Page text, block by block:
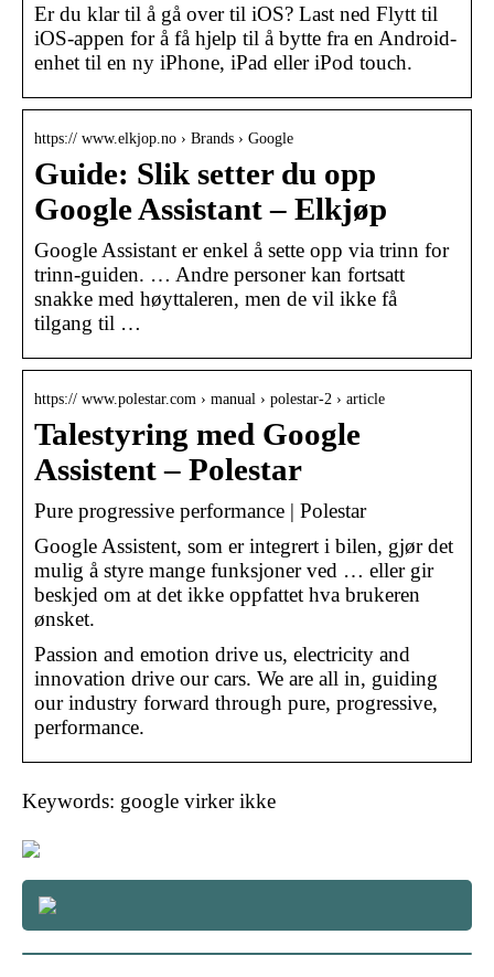
Er du klar til å gå over til iOS? Last ned Flytt til
iOS-appen for å få hjelp til å bytte fra en Android-
enhet til en ny iPhone, iPad eller iPod touch.
https:// www.elkjop.no › Brands › Google
Guide: Slik setter du opp
Google Assistant – Elkjøp
Google Assistant er enkel å sette opp via trinn for
trinn-guiden. … Andre personer kan fortsatt
snakke med høyttaleren, men de vil ikke få
tilgang til …
https:// www.polestar.com › manual › polestar-2 › article
Talestyring med Google
Assistent – Polestar
Pure progressive performance | Polestar
Google Assistent, som er integrert i bilen, gjør det
mulig å styre mange funksjoner ved … eller gir
beskjed om at det ikke oppfattet hva brukeren
ønsket.
Passion and emotion drive us, electricity and
innovation drive our cars. We are all in, guiding
our industry forward through pure, progressive,
performance.
Keywords: google virker ikke